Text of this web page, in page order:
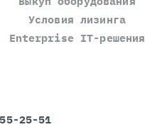
Условия лизинга
Enterprise IT-решения
25-51